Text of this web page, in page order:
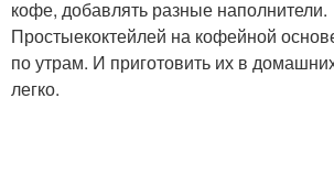
кофе, добавлять разные наполнители.
Простыекоктейлей на кофейной
по утрам. И приготовить их в
легко.